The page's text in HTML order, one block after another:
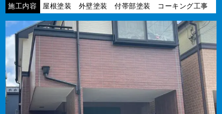
施工内容
屋根塗装 外壁塗装 付帯部塗装 コーキング工事